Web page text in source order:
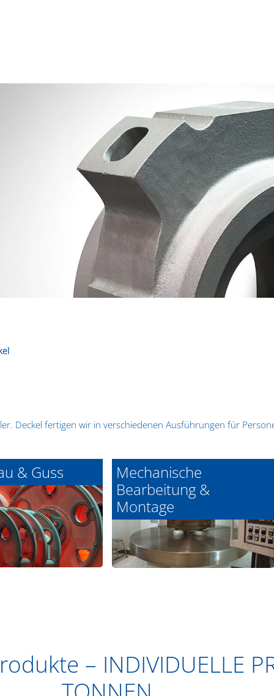
Deckel fertigen wir in verschiedenen Ausführungen für
& Guss
Mechanische
Bearbeitung &
Montage
– INDIVIDUELLE